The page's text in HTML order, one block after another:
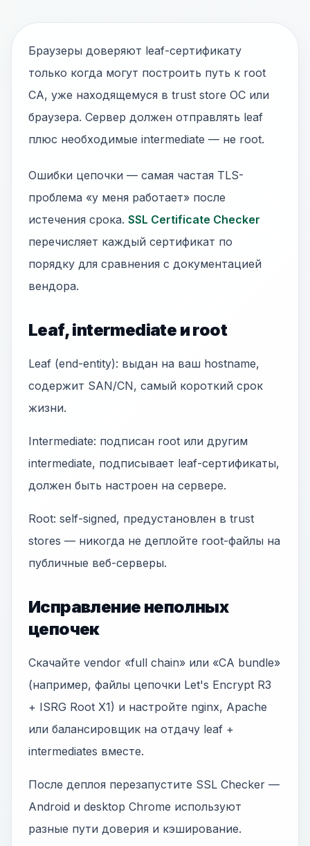
Браузеры доверяют leaf-сертификату
только когда могут построить путь к root
CA, уже находящемуся в trust store ОС или
браузера. Сервер должен отправлять leaf
плюс необходимые intermediate — не root.
Ошибки цепочки — самая частая TLS-
проблема «у меня работает» после
истечения срока. SSL Certificate Checker
перечисляет каждый сертификат по
порядку для сравнения с документацией
вендора.
Leaf, intermediate и root
Leaf (end-entity): выдан на ваш hostname,
содержит SAN/CN, самый короткий срок
жизни.
Intermediate: подписан root или другим
intermediate, подписывает leaf-сертификаты,
должен быть настроен на сервере.
Root: self-signed, предустановлен в trust
stores — никогда не деплойте root-файлы на
публичные веб-серверы.
Исправление неполных
цепочек
Скачайте vendor «full chain» или «CA bundle»
(например, файлы цепочки Let's Encrypt R3
+ ISRG Root X1) и настройте nginx, Apache
или балансировщик на отдачу leaf +
intermediates вместе.
После деплоя перезапустите SSL Checker —
Android и desktop Chrome используют
разные пути доверия и кэширование.